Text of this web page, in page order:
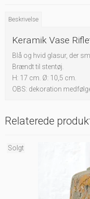
Beskrivelse
Keramik Vase
Blå og hvid glasur, der
Brændt til stentøj.
H: 17 cm. Ø: 10,5 cm.
OBS: dekoration
Relaterede
Solgt